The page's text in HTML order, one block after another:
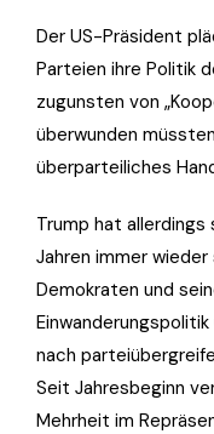
Der US-Präsident
Parteien ihre Politik
zugunsten von
überwunden
überparteiliches
Trump hat
Jahren immer
Demokraten und
nach
Seit Jahresbeginn
Mehrheit im